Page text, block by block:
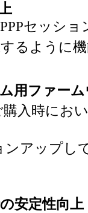
セッショ
るように
用ファー
入時にお
アップし
安定性向上